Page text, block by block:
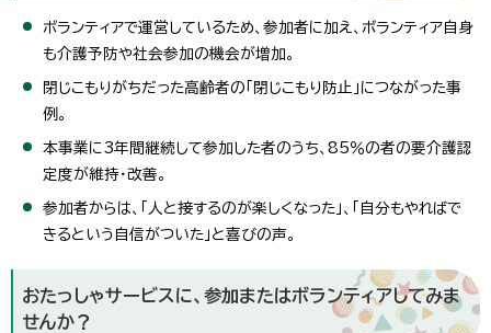
ボランティアで運営しているため、参加者に加え、ボランティア自身
も介護予防や社会参加の機会が増加。
閉じこもりがちだった高齢者の「閉じこもり防止」につながった事
例。
本事業に3年間継続して参加した者のうち、85％の者の要介護認
定度が維持・改善。
参加者からは、「人と接するのが楽しくなった」、「自分もやればで
きるという自信がついた」と喜びの声。
おたっしゃサービスに、参加またはボランティアしてみま
せんか？